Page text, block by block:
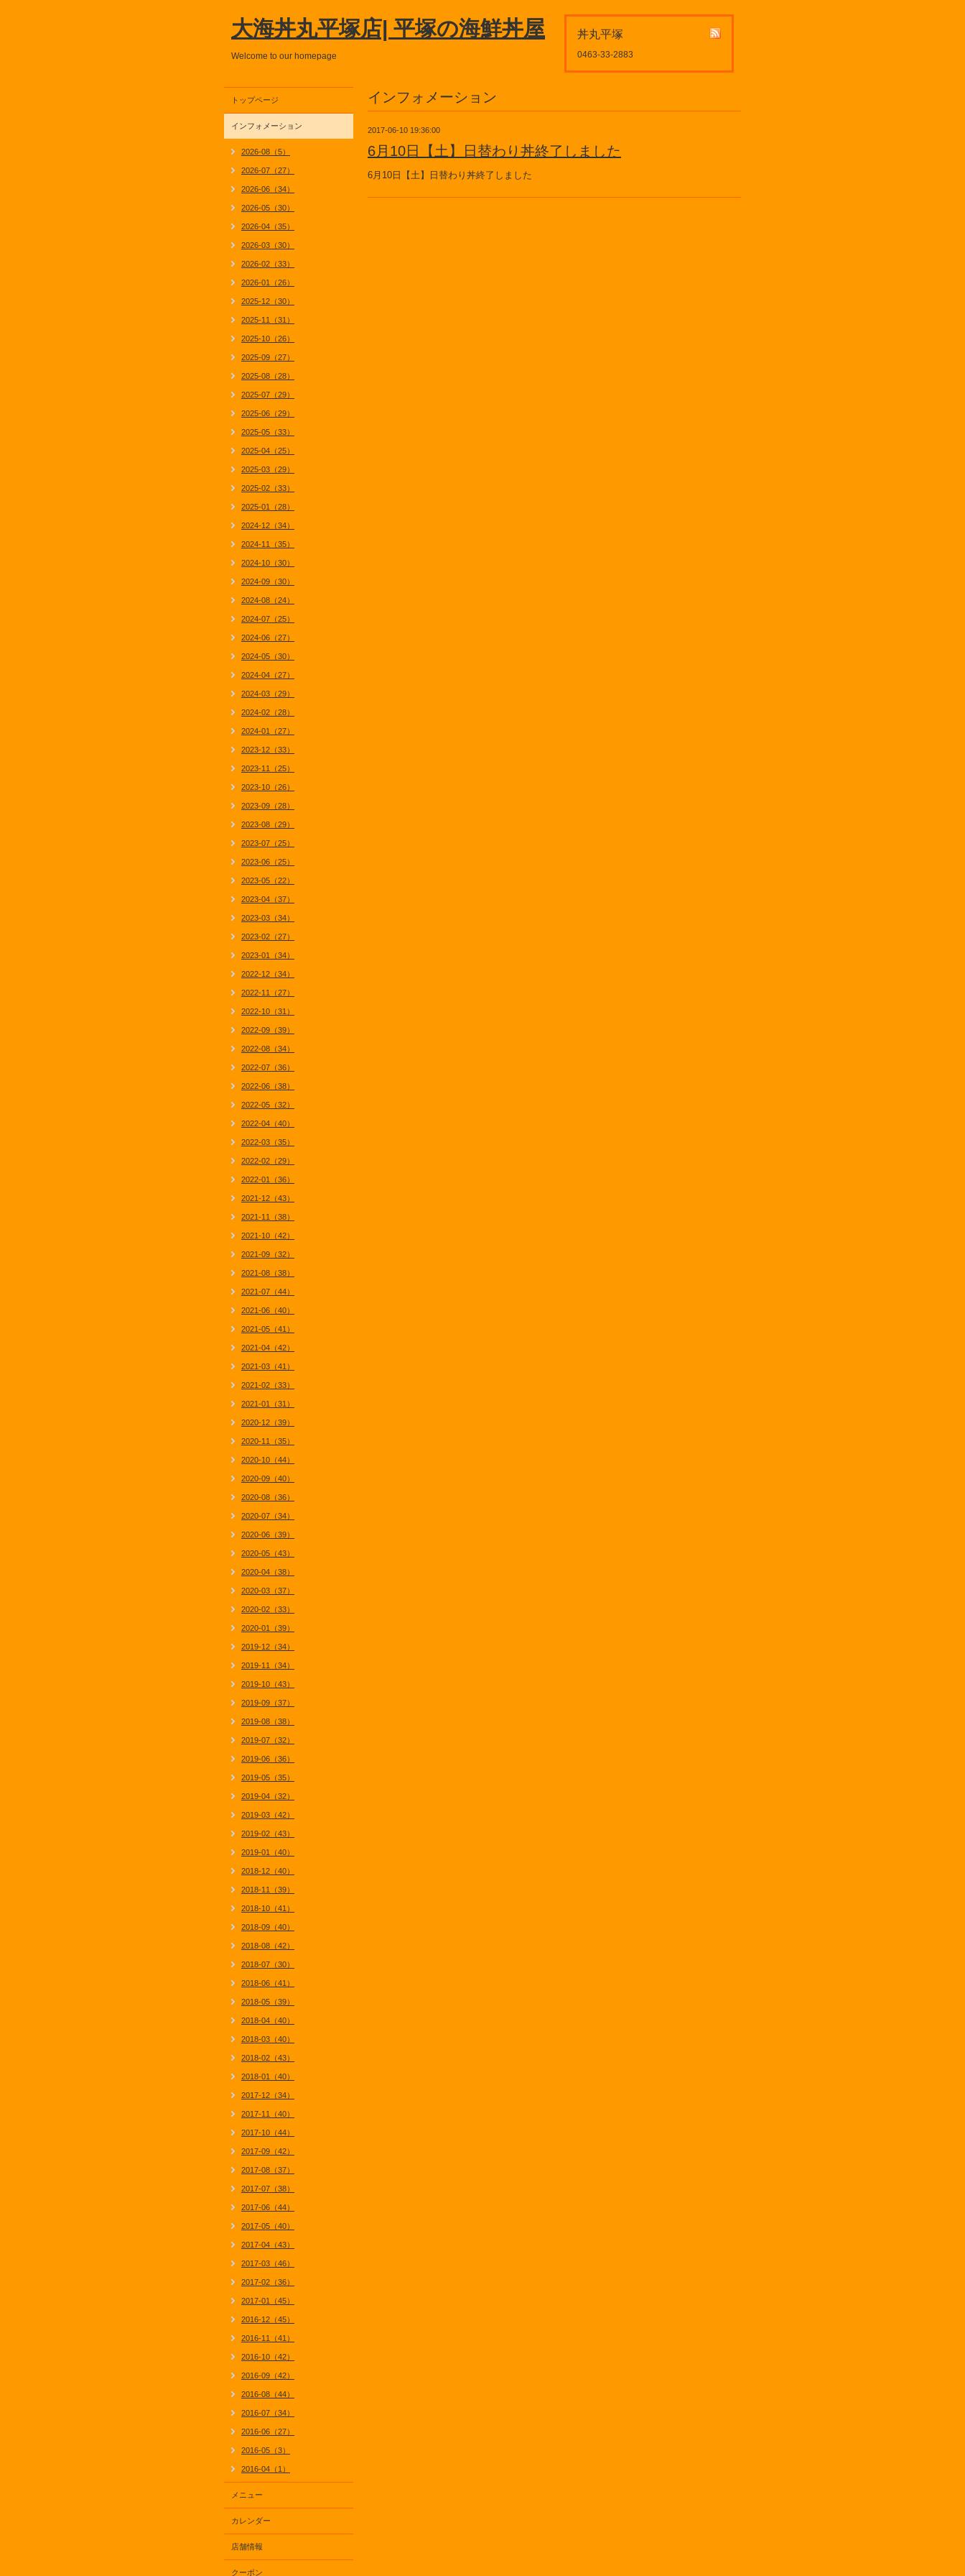
丼丸平塚
0463-33-2883
大海丼丸平塚店| 平塚の海鮮丼屋
Welcome to our homepage
インフォメーション
2017-06-10 19:36:00
6月10日【土】日替わり丼終了しました
6月10日【土】日替わり丼終了しました
トップページ
インフォメーション
2026-08（5）
2026-07（27）
2026-06（34）
2026-05（30）
2026-04（35）
2026-03（30）
2026-02（33）
2026-01（26）
2025-12（30）
2025-11（31）
2025-10（26）
2025-09（27）
2025-08（28）
2025-07（29）
2025-06（29）
2025-05（33）
2025-04（25）
2025-03（29）
2025-02（33）
2025-01（28）
2024-12（34）
2024-11（35）
2024-10（30）
2024-09（30）
2024-08（24）
2024-07（25）
2024-06（27）
2024-05（30）
2024-04（27）
2024-03（29）
2024-02（28）
2024-01（27）
2023-12（33）
2023-11（25）
2023-10（26）
2023-09（28）
2023-08（29）
2023-07（25）
2023-06（25）
2023-05（22）
2023-04（37）
2023-03（34）
2023-02（27）
2023-01（34）
2022-12（34）
2022-11（27）
2022-10（31）
2022-09（39）
2022-08（34）
2022-07（36）
2022-06（38）
2022-05（32）
2022-04（40）
2022-03（35）
2022-02（29）
2022-01（36）
2021-12（43）
2021-11（38）
2021-10（42）
2021-09（32）
2021-08（38）
2021-07（44）
2021-06（40）
2021-05（41）
2021-04（42）
2021-03（41）
2021-02（33）
2021-01（31）
2020-12（39）
2020-11（35）
2020-10（44）
2020-09（40）
2020-08（36）
2020-07（34）
2020-06（39）
2020-05（43）
2020-04（38）
2020-03（37）
2020-02（33）
2020-01（39）
2019-12（34）
2019-11（34）
2019-10（43）
2019-09（37）
2019-08（38）
2019-07（32）
2019-06（36）
2019-05（35）
2019-04（32）
2019-03（42）
2019-02（43）
2019-01（40）
2018-12（40）
2018-11（39）
2018-10（41）
2018-09（40）
2018-08（42）
2018-07（30）
2018-06（41）
2018-05（39）
2018-04（40）
2018-03（40）
2018-02（43）
2018-01（40）
2017-12（34）
2017-11（40）
2017-10（44）
2017-09（42）
2017-08（37）
2017-07（38）
2017-06（44）
2017-05（40）
2017-04（43）
2017-03（46）
2017-02（36）
2017-01（45）
2016-12（45）
2016-11（41）
2016-10（42）
2016-09（42）
2016-08（44）
2016-07（34）
2016-06（27）
2016-05（3）
2016-04（1）
メニュー
カレンダー
店舗情報
クーポン